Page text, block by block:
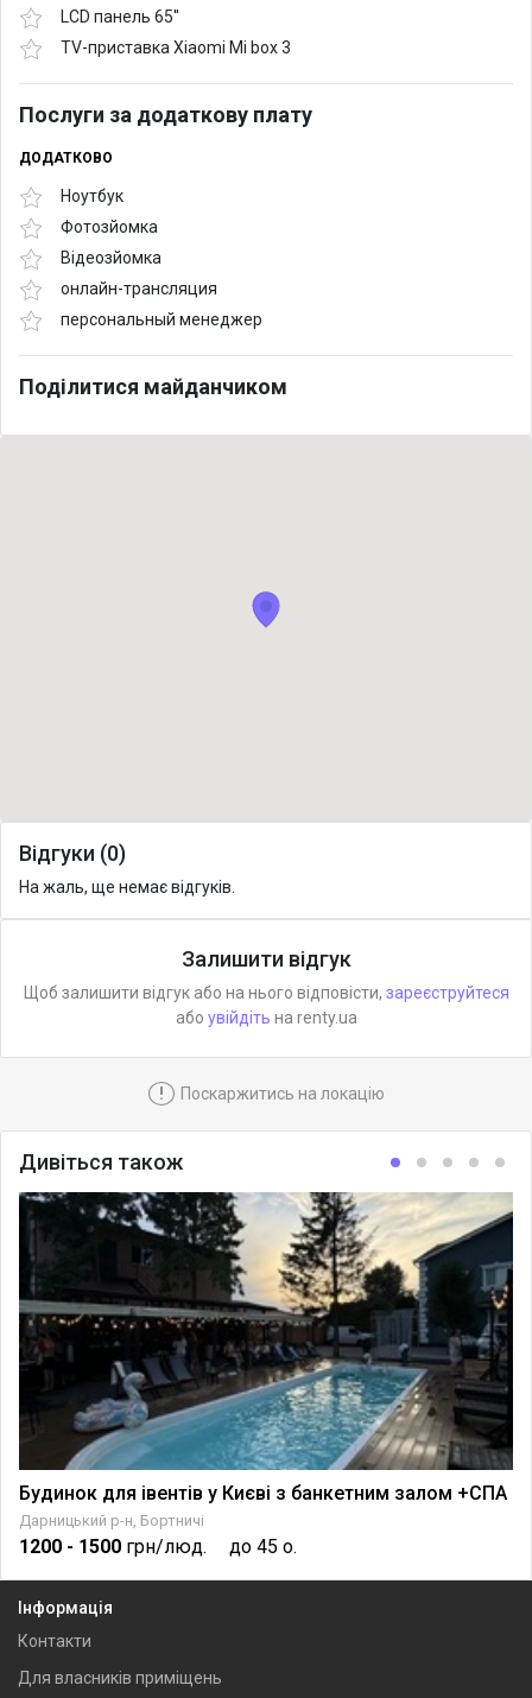
LCD панель 65''
TV-приставка Xiaomi Mi box 3
Послуги за додаткову плату
ДОДАТКОВО
Ноутбук
Фотозйомка
Відеозйомка
онлайн-трансляция
персональный менеджер
Поділитися майданчиком
Відгуки (0)
На жаль, ще немає відгуків.
Залишити відгук
Щоб залишити відгук або на нього відповісти, зареєструйтеся
або увійдіть на renty.ua
! Поскаржитись на локацію
Дивіться також
Будинок для івентів у Києві з банкетним залом +СПА
Дарницький р-н, Бортничі
1200 - 1500 грн/люд. до 45 о.
Інформація
Контакти
Для власників приміщень